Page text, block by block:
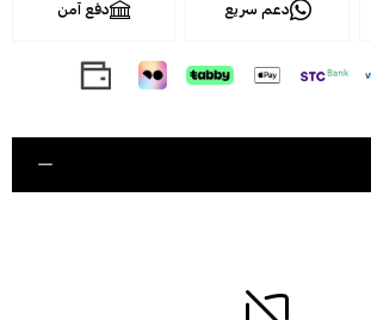
دعم سريع دفع آمن